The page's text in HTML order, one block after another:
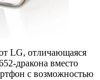
LG, отличающаяся
дракона вместо
с возможностью